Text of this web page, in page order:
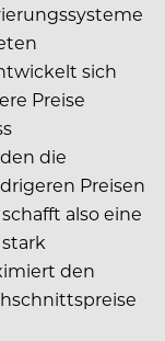
sich
Preise
die
Preisen
also eine
den